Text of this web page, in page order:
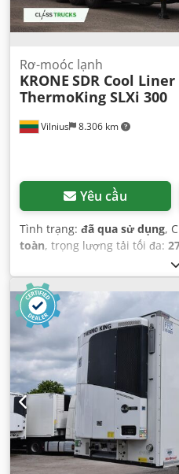
Vilnius 8.306 km
Rơ-moóc lạnh
KRONE SDR Cool Liner
ThermoKing SLXi 300
Yêu cầu
Tình trạng: đã qua sử dụng,
toàn, trọng lượng tải tối đa:
, cấu hình trục:
03/2021, tổng chiều dài:
2.600 mm, hệ thống treo:
sản xuất:
2021, Thiết bị:bộ
đầy đủ, trợ lực lái,